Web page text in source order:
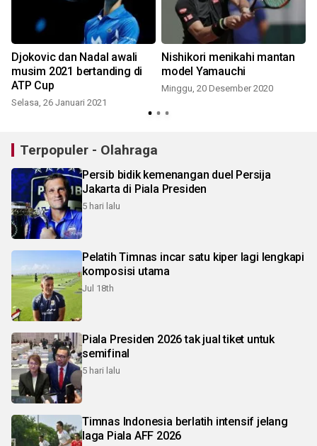
Djokovic dan Nadal awali
musim 2021 bertanding di
ATP Cup
Selasa, 26 Januari 2021
Nishikori menikahi mantan
model Yamauchi
Minggu, 20 Desember 2020
Terpopuler - Olahraga
Persib bidik kemenangan duel Persija
Jakarta di Piala Presiden
5 hari lalu
Pelatih Timnas incar satu kiper lagi lengkapi
komposisi utama
Jul 18th
Piala Presiden 2026 tak jual tiket untuk
semifinal
5 hari lalu
Timnas Indonesia berlatih intensif jelang
laga Piala AFF 2026